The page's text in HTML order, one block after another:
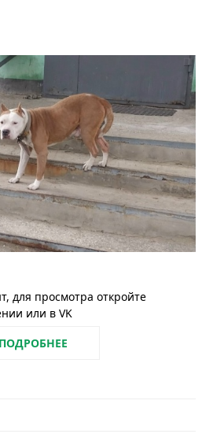
для просмотра откройте
или в VK
ПОДРОБНЕЕ